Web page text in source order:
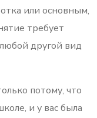
или основным,
требует
другой вид
потому, что
и у вас была